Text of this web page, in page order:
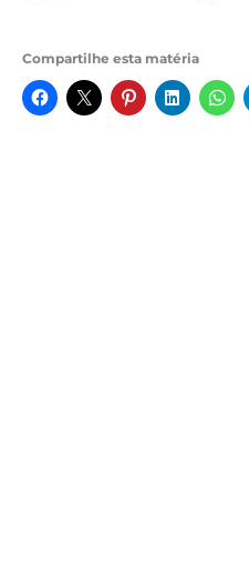
Compartilhe esta matéria